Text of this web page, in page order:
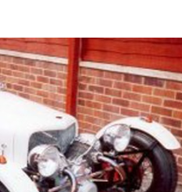
5 marchas, procedentes de
paneles de aluminio unidos
partes de una motocicleta
"G5" y "Le Mans", incluida
además de una pequeña
y la Honda ST1100 (Pan-